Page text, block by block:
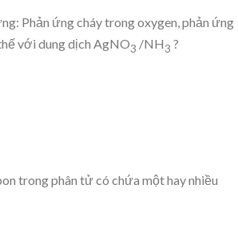
Phản ứng cháy trong oxygen, phản ứng
với dung dịch AgNO3 /NH3 ?
trong phân tử có chứa một hay nhiều